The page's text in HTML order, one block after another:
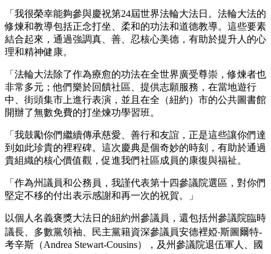
「我很榮幸能夠參與慶祝第24屆世界法輪大法日。法輪大法的
修煉和教導包括正念打坐、柔和的功法和道德教導。這些要素
結合起來，通過強調真、善、忍核心美德，有助於提升人的心
理和精神健康。
「法輪大法除了作為療愈的功法在全世界廣受尊崇，修煉者也
非常多元；他們樂於回饋社區、提供志願服務，在當地遊行
中、街頭集市上進行表演，並且在全（紐約）市的公共圖書館
開辦了無數免費的打坐煉功學習班。
「我鼓勵你們繼續傳承慈愛、善行和友誼，正是這些讓你們達
到如此珍貴的裡程碑。這次慶典是個奇妙的時刻，有助於通過
貴組織的核心價值觀，促進我們社區成員的康復與福祉。
「作為州議員和公務員，我謹代表第十四參議院選區，對你們
堅定不移的付出表示感謝和再一次的祝賀。」
以個人名義褒獎大法日的紐約州參議員，還包括州參議院臨時
議長、多數黨領袖、民主黨籍資深參議員安德裡婭‧斯圖爾特-
考辛斯（Andrea Stewart-Cousins），及州參議院退伍軍人、國